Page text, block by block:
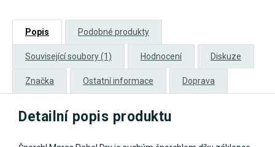
Popis Podobné produkty
Související soubory (1) Hodnocení Diskuze
Značka Ostatní informace Doprava
Detailní popis produktu